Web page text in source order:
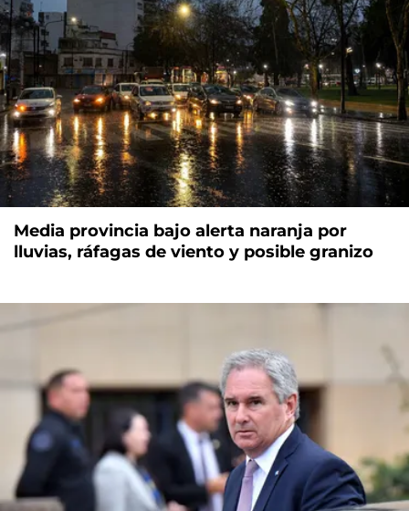
Media provincia bajo alerta naranja por
lluvias, ráfagas de viento y posible granizo